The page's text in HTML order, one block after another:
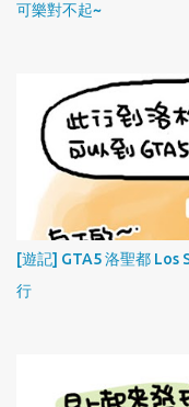
可樂對不起~
[遊記] GTA5 洛聖都 Los
行